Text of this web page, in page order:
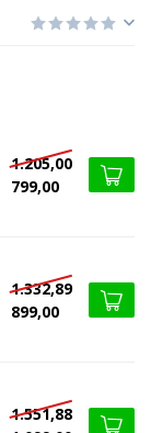
1.205,00
799,00
1.332,89
899,00
1.551,88